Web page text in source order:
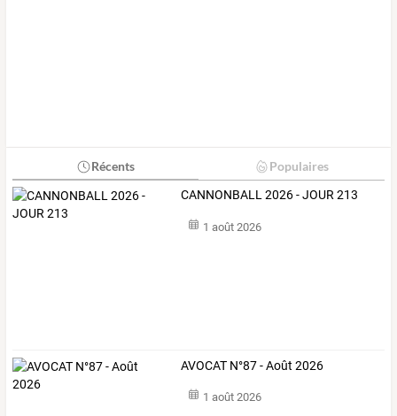
Récents Populaires
CANNONBALL 2026 - JOUR 213
1 août 2026
AVOCAT N°87 - Août 2026
1 août 2026